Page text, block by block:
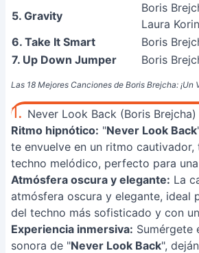
Las 18 Mejores Canciones de Boris Brejcha: ¡Un
5. Gravity
Boris
Laura
6. Take It Smart
Boris
7. Up Down Jumper
Boris
1. Never Look Back (Boris Brejcha)
Ritmo hipnótico: "Never Look Back
te envuelve en un ritmo
techno melódico, perfecto para
Atmósfera oscura y elegante: La
atmósfera oscura y elegante, ideal
del techno más sofisticado y con
Experiencia inmersiva: Sumérgete
sonora de "Never Look Back",